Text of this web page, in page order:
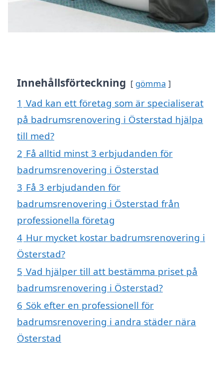
Innehållsförteckning gömma
1 Vad kan ett företag som är specialiserat
på badrumsrenovering i Österstad hjälpa
till med?
2 Få alltid minst 3 erbjudanden för
badrumsrenovering i Österstad
3 Få 3 erbjudanden för
badrumsrenovering i Österstad från
professionella företag
4 Hur mycket kostar badrumsrenovering i
Österstad?
5 Vad hjälper till att bestämma priset på
badrumsrenovering i Österstad?
6 Sök efter en professionell för
badrumsrenovering i andra städer nära
Österstad